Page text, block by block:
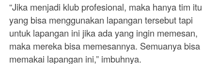
“Jika menjadi klub profesional, maka hanya tim itu
yang bisa menggunakan lapangan tersebut tapi
untuk lapangan ini jika ada yang ingin memesan,
maka mereka bisa memesannya. Semuanya bisa
memakai lapangan ini,” imbuhnya.